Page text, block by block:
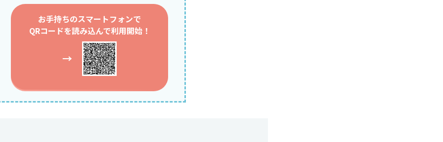
お手持ちのスマートフォンで
QRコードを読み込んで利用開始！
→